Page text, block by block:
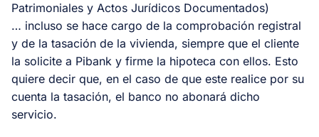
Patrimoniales y Actos Jurídicos Documentados)
… incluso se hace cargo de la comprobación registral
y de la tasación de la vivienda, siempre que el cliente
la solicite a Pibank y firme la hipoteca con ellos. Esto
quiere decir que, en el caso de que este realice por su
cuenta la tasación, el banco no abonará dicho
servicio.